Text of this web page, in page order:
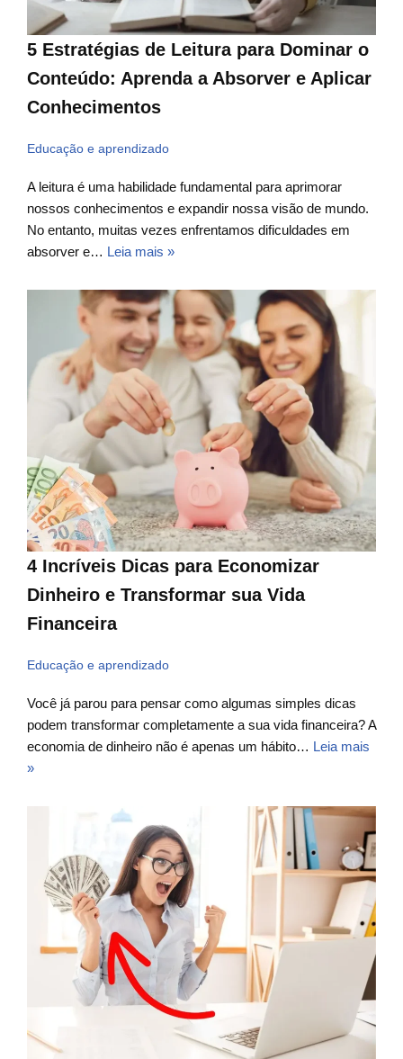
5 Estratégias de Leitura para Dominar o
Conteúdo: Aprenda a Absorver e Aplicar
Conhecimentos
Educação e aprendizado
A leitura é uma habilidade fundamental para aprimorar
nossos conhecimentos e expandir nossa visão de mundo.
No entanto, muitas vezes enfrentamos dificuldades em
absorver e… Leia mais »
4 Incríveis Dicas para Economizar
Dinheiro e Transformar sua Vida
Financeira
Educação e aprendizado
Você já parou para pensar como algumas simples dicas
podem transformar completamente a sua vida financeira? A
economia de dinheiro não é apenas um hábito… Leia mais
»